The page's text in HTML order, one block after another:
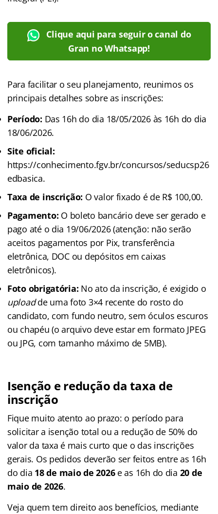
Clique aqui para seguir o canal do
Gran no Whatsapp!
Para facilitar o seu planejamento, reunimos os
principais detalhes sobre as inscrições:
Período: Das 16h do dia 18/05/2026 às 16h do dia
18/06/2026.
Site oficial:
https://conhecimento.fgv.br/concursos/seducsp26
edbasica.
Taxa de inscrição: O valor fixado é de R$ 100,00.
Pagamento: O boleto bancário deve ser gerado e
pago até o dia 19/06/2026 (atenção: não serão
aceitos pagamentos por Pix, transferência
eletrônica, DOC ou depósitos em caixas
eletrônicos).
Foto obrigatória: No ato da inscrição, é exigido o
uploadde uma foto 3×4 recente do rosto do
candidato, com fundo neutro, sem óculos escuros
ou chapéu (o arquivo deve estar em formato JPEG
ou JPG, com tamanho máximo de 5MB).
Isenção e redução da taxa de
inscrição
Fique muito atento ao prazo: o período para
solicitar a isenção total ou a redução de 50% do
valor da taxa é mais curto que o das inscrições
gerais. Os pedidos deverão ser feitos entre as 16h
do dia 18 de maio de 2026e as 16h do dia 20 de
maio de 2026.
Veja quem tem direito aos benefícios, mediante